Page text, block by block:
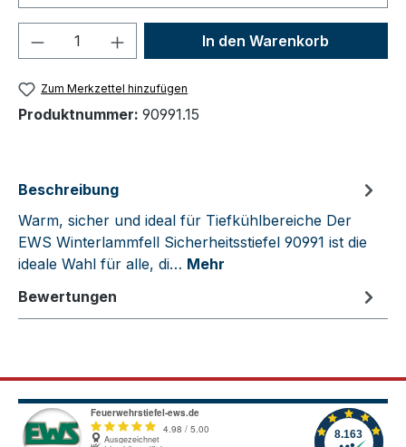
Produkt Anzahl: Gib denIn den Warenkorb
Zum Merkzettel hinzufügen
Produktnummer: 90991.15
Beschreibung
Warm, sicher und ideal für Tiefkühlbereiche Der
EWS Winterlammfell Sicherheitsstiefel 90991 ist die
ideale Wahl für alle, di… Mehr
Bewertungen